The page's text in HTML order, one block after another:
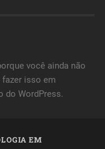
você ainda não
isso em
do WordPress.
EM